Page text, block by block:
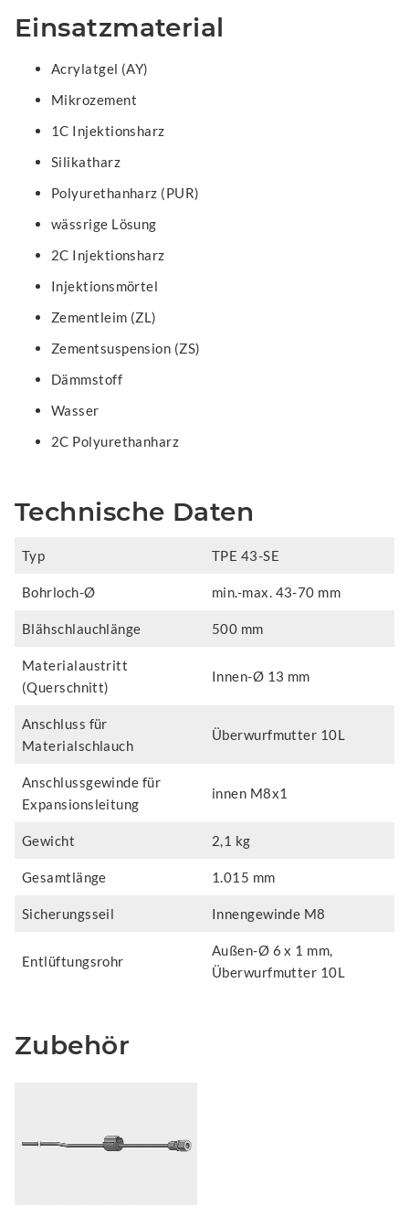
Einsatzmaterial
Acrylatgel (AY)
Mikrozement
1C Injektionsharz
Silikatharz
Polyurethanharz (PUR)
wässrige Lösung
2C Injektionsharz
Injektionsmörtel
Zementleim (ZL)
Zementsuspension (ZS)
Dämmstoff
Wasser
2C Polyurethanharz
Technische Daten
Typ TPE 43-SE
Bohrloch-Ø min.-max. 43-70 mm
Blähschlauchlänge 500 mm
Materialaustritt
(Querschnitt)
Innen-Ø 13 mm
Anschluss für
Materialschlauch
Überwurfmutter 10L
Anschlussgewinde für
Expansionsleitung
innen M8x1
Gewicht 2,1 kg
Gesamtlänge 1.015 mm
Sicherungsseil Innengewinde M8
Entlüftungsrohr
Außen-Ø 6 x 1 mm,
Überwurfmutter 10L
Zubehör